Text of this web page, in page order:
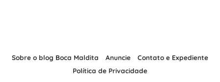
Sobre o blog Boca Maldita Anuncie
Contato e Expediente
Política de Privacidade